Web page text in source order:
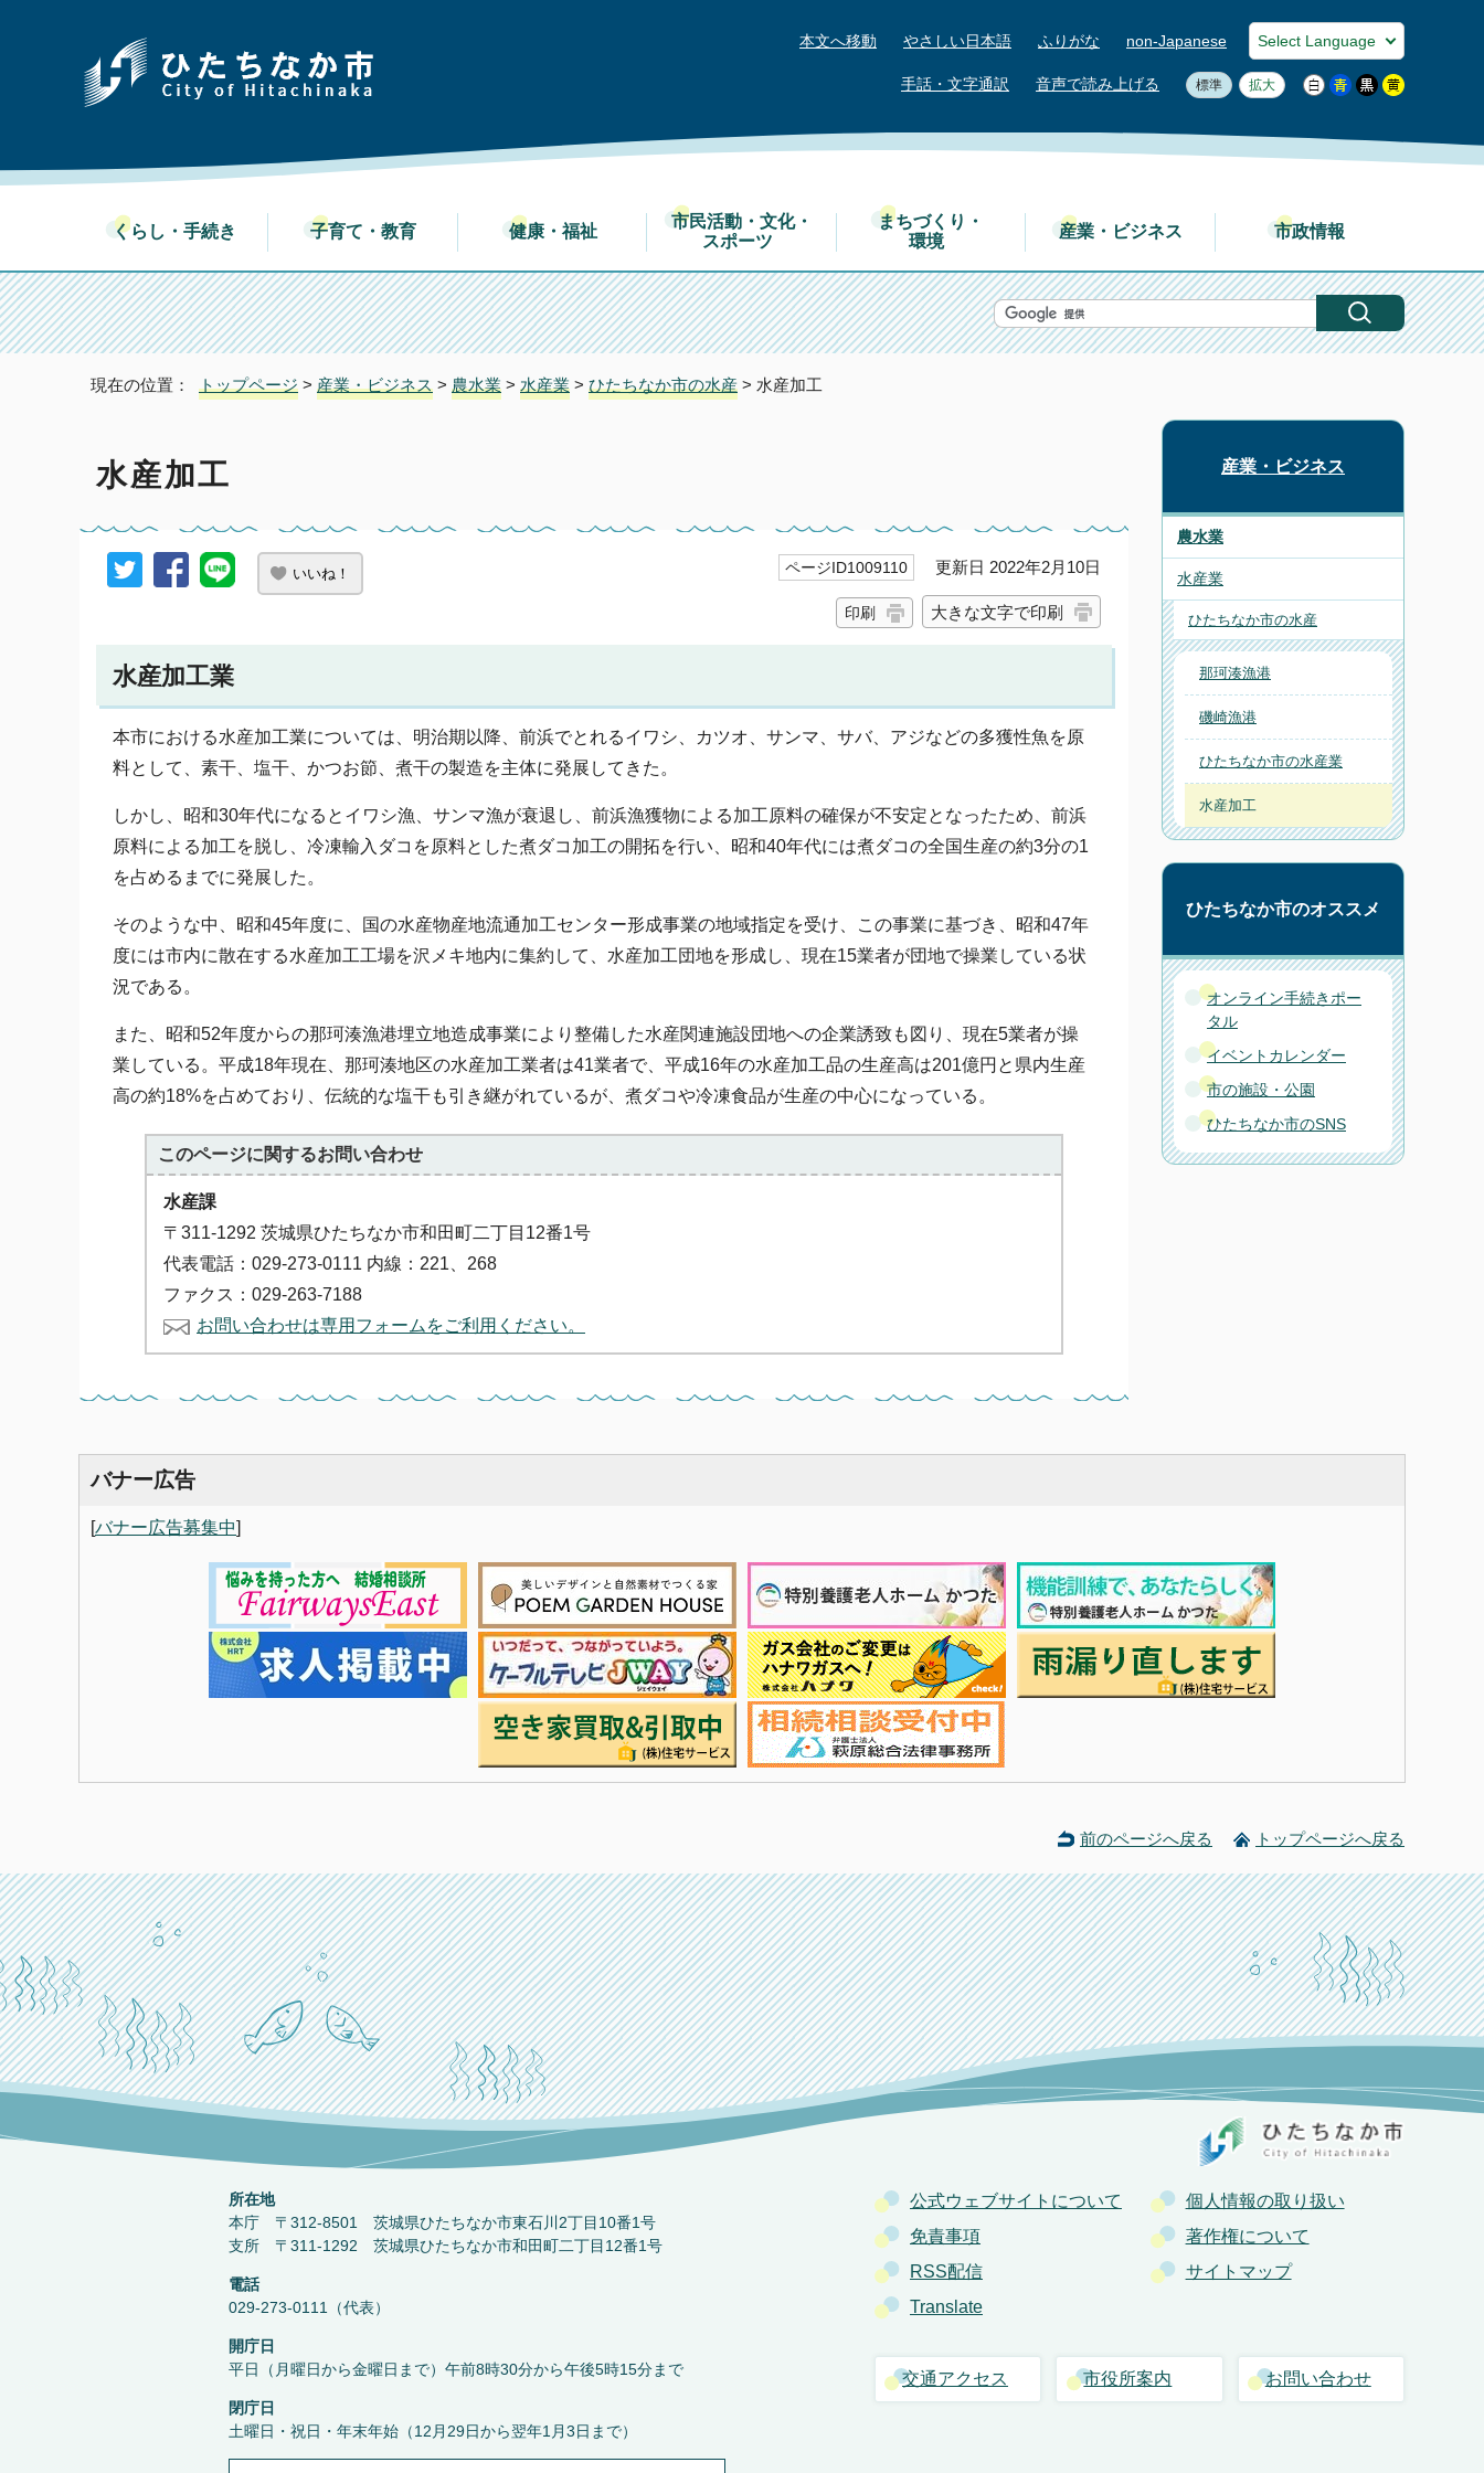
本文へ移動 やさしい日本語 ふりがな non-Japanese
手話・文字通訳 音声で読み上げる 標準 拡大
くらし・手続き 子育て・教育 健康・福祉
市民活動・文化・
スポーツ
まちづくり・
環境
産業・ビジネス 市政情報
現在の位置： トップページ > 産業・ビジネス > 農水業 > 水産業 > ひたちなか市の水産 > 水産加工
水産加工
いいね！ ページID1009110 更新日 2022年2月10日
印刷 大きな文字で印刷
水産加工業
本市における水産加工業については、明治期以降、前浜でとれるイワシ、カツオ、サンマ、サバ、アジなどの多獲性魚を原
料として、素干、塩干、かつお節、煮干の製造を主体に発展してきた。
しかし、昭和30年代になるとイワシ漁、サンマ漁が衰退し、前浜漁獲物による加工原料の確保が不安定となったため、前浜
原料による加工を脱し、冷凍輸入ダコを原料とした煮ダコ加工の開拓を行い、昭和40年代には煮ダコの全国生産の約3分の1
を占めるまでに発展した。
そのような中、昭和45年度に、国の水産物産地流通加工センター形成事業の地域指定を受け、この事業に基づき、昭和47年
度には市内に散在する水産加工工場を沢メキ地内に集約して、水産加工団地を形成し、現在15業者が団地で操業している状
況である。
また、昭和52年度からの那珂湊漁港埋立地造成事業により整備した水産関連施設団地への企業誘致も図り、現在5業者が操
業している。平成18年現在、那珂湊地区の水産加工業者は41業者で、平成16年の水産加工品の生産高は201億円と県内生産
高の約18%を占めており、伝統的な塩干も引き継がれているが、煮ダコや冷凍食品が生産の中心になっている。
このページに関するお問い合わせ
水産課
〒311-1292 茨城県ひたちなか市和田町二丁目12番1号
代表電話：029-273-0111 内線：221、268
ファクス：029-263-7188
お問い合わせは専用フォームをご利用ください。
産業・ビジネス
農水業
水産業
ひたちなか市の水産
那珂湊漁港
磯崎漁港
ひたちなか市の水産業
水産加工
ひたちなか市のオススメ
オンライン手続きポー
タル
イベントカレンダー
市の施設・公園
ひたちなか市のSNS
バナー広告
[バナー広告募集中]
前のページへ戻る トップページへ戻る
公式ウェブサイトについて
個人情報の取り扱い
免責事項
著作権について
RSS配信
サイトマップ
Translate
交通アクセス 市役所案内 お問い合わせ
所在地
本庁 〒312-8501 茨城県ひたちなか市東石川2丁目10番1号
支所 〒311-1292 茨城県ひたちなか市和田町二丁目12番1号
電話
029-273-0111（代表）
開庁日
平日（月曜日から金曜日まで）午前8時30分から午後5時15分まで
閉庁日
土曜日・祝日・年末年始（12月29日から翌年1月3日まで）